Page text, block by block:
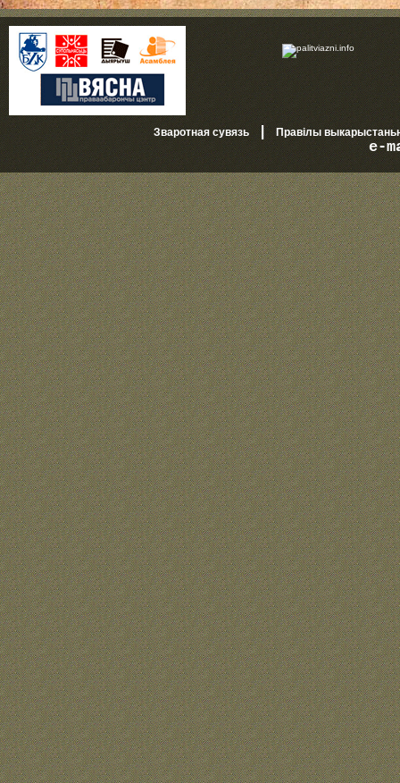
Зваротная сувязь|Правілы
e-